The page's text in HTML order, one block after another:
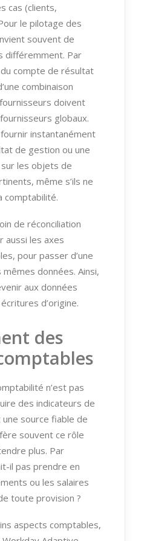
cas (clients,
le pilotage des
souvent de
différemment. Par
compte de résultat
combinaison
doivent
globaux.
instantanément
de gestion ou une
les objets de
même s’ils ne
comptabilité.
de réconciliation
aussi les axes
pour passer d’une
mêmes données. Ainsi,
aux données
d’origine.
des
n’est pas
des indicateurs de
source fiable de
souvent ce rôle
plus. Par
il pas prendre en
ou les salaires
toute provision ?
aspects comptables,